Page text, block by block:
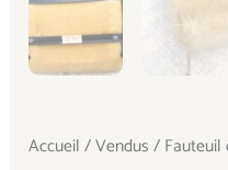
Accueil /Vendus / Fauteuil